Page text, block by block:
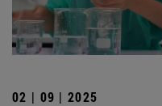
02 | 09 | 2025